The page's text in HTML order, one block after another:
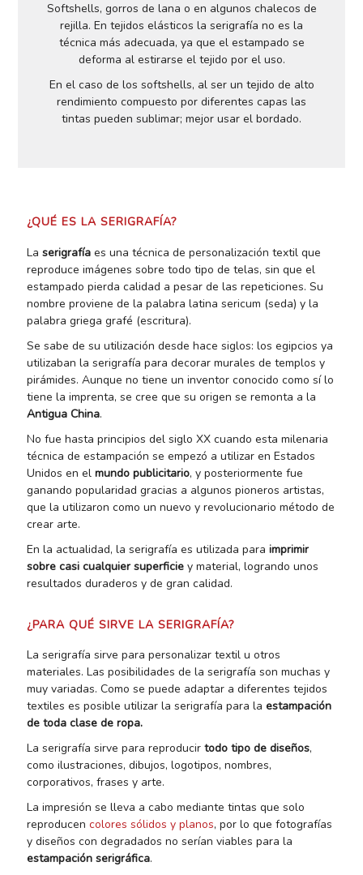
Softshells, gorros de lana o en algunos chalecos de
rejilla. En tejidos elásticos la serigrafía no es la
técnica más adecuada, ya que el estampado se
deforma al estirarse el tejido por el uso.
En el caso de los softshells, al ser un tejido de alto
rendimiento compuesto por diferentes capas las
tintas pueden sublimar; mejor usar el bordado.
¿QUÉ ES LA SERIGRAFÍA?
La serigrafíaes una técnica de personalización textil que
reproduce imágenes sobre todo tipo de telas, sin que el
estampado pierda calidad a pesar de las repeticiones. Su
nombre proviene de la palabra latina sericum (seda) y la
palabra griega grafé (escritura).
Se sabe de su utilización desde hace siglos: los egipcios ya
utilizaban la serigrafía para decorar murales de templos y
pirámides. Aunque no tiene un inventor conocido como sí lo
tiene la imprenta, se cree que su origen se remonta a la
Antigua China.
No fue hasta principios del siglo XX cuando esta milenaria
técnica de estampación se empezó a utilizar en Estados
Unidos en el mundo publicitario, y posteriormente fue
ganando popularidad gracias a algunos pioneros artistas,
que la utilizaron como un nuevo y revolucionario método de
crear arte.
En la actualidad, la serigrafía es utilizada para imprimir
sobre casi cualquier superficiey material, logrando unos
resultados duraderos y de gran calidad.
¿PARA QUÉ SIRVE LA SERIGRAFÍA?
La serigrafía sirve para personalizar textil u otros
materiales. Las posibilidades de la serigrafía son muchas y
muy variadas. Como se puede adaptar a diferentes tejidos
textiles es posible utilizar la serigrafía para la estampación
de toda clase de ropa.
La serigrafía sirve para reproducir todo tipo de diseños,
como ilustraciones, dibujos, logotipos, nombres,
corporativos, frases y arte.
La impresión se lleva a cabo mediante tintas que solo
reproducen colores sólidos y planos, por lo que fotografías
y diseños con degradados no serían viables para la
estampación serigráfica.